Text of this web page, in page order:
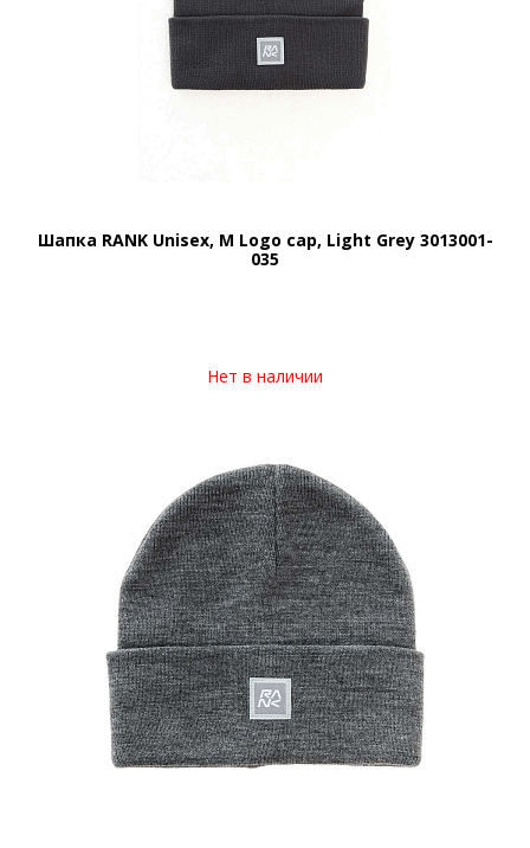
Шапка RANK Unisex, M Logo cap, Light Grey 3013001-
035
Нет в наличии